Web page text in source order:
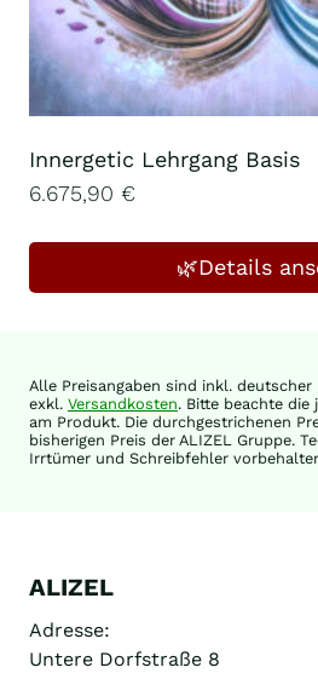
Innergetic Lehrgang Basis
6.675,90 €
🌿Details
Alle Preisangaben sind inkl.
exkl. Versandkosten. Bitte beachte die
am Produkt. Die durchgestrichenen
bisherigen Preis der ALIZEL Gruppe.
Irrtümer und Schreibfehler
ALIZEL
Adresse:
Untere Dorfstraße 8